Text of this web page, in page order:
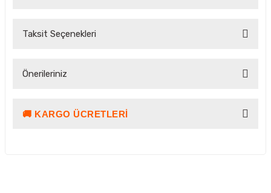
Taksit Seçenekleri
Önerileriniz
Bu ürünün fiyat bilgisi, resim, ürün açıklamalarında ve diğer
🚚 KARGO ÜCRETLERI